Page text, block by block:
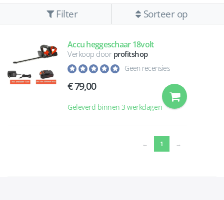
Filter Sorteer op
Accu heggeschaar 18volt
Verkoop door profitshop
Geen recensies
79,00
Geleverd binnen 3 werkdagen
← 1 (current)
→